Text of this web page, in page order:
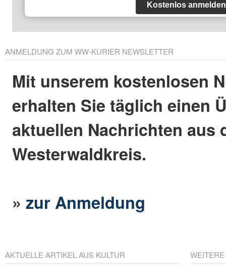
Kostenlos anmelden
ANMELDUNG ZUM WW-KURIER NEWSLETTER
Mit unserem kostenlosen
erhalten Sie täglich einen
aktuellen Nachrichten aus
Westerwaldkreis.
»zur Anmeldung
AKTUELLE ARTIKEL AUS KULTUR